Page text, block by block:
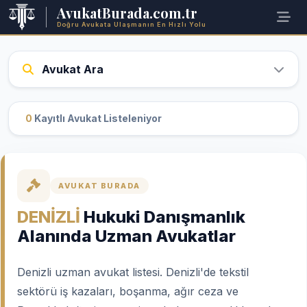
AvukatBurada.com.tr
Doğru Avukata Ulaşmanın En Hızlı Yolu
Avukat Ara
0 Kayıtlı Avukat Listeleniyor
AVUKAT BURADA
DENİZLİ Hukuki Danışmanlık
Alanında Uzman Avukatlar
Denizli uzman avukat listesi. Denizli'de tekstil
sektörü iş kazaları, boşanma, ağır ceza ve